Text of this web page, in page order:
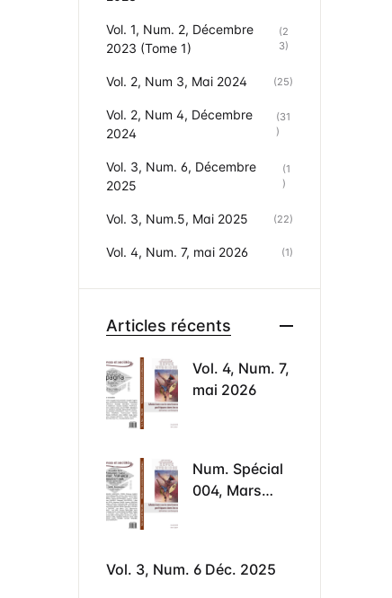
Vol. 1, Num. 2, Décembre
2023 (Tome 1)
(2
3)
Vol. 2, Num 3, Mai 2024 (25)
Vol. 2, Num 4, Décembre
2024
(31
)
Vol. 3, Num. 6, Décembre
2025
(1
)
Vol. 3, Num.5, Mai 2025 (22)
Vol. 4, Num. 7, mai 2026 (1)
Articles récents
Vol. 4, Num. 7,
mai 2026
Num. Spécial
004, Mars
Vol. 3, Num. 6 Déc. 2025